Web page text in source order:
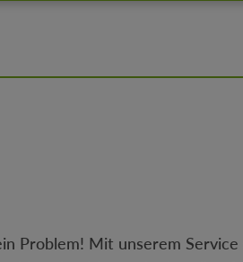
Problem! Mit unserem Service